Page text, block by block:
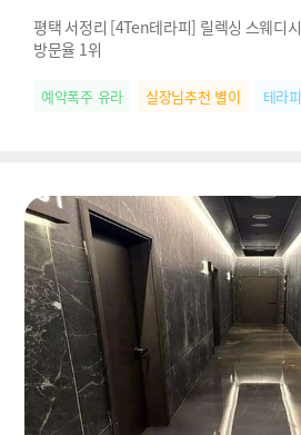
평택 서정리 [4Ten테라피] 릴렉싱 스웨디
방문율 1위
예약폭주 유라 실장님추천 별이 테라